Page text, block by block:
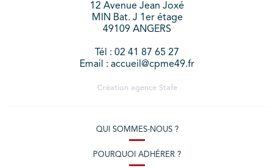
12 Avenue Jean Joxé
MIN Bat. J 1er étage
49109 ANGERS
Tél : 02 41 87 65 27
Email : accueil@cpme49.fr
Création agence Stafe
QUI SOMMES-NOUS ?
POURQUOI ADHÉRER ?